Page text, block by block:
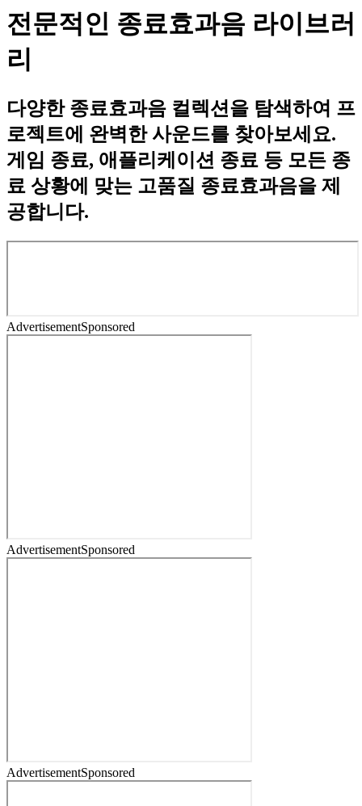
전문적인 종료효과음 라이브러
리
다양한 종료효과음 컬렉션을 탐색하여 프
로젝트에 완벽한 사운드를 찾아보세요.
게임 종료, 애플리케이션 종료 등 모든 종
료 상황에 맞는 고품질 종료효과음을 제
공합니다.
AdvertisementSponsored
AdvertisementSponsored
AdvertisementSponsored